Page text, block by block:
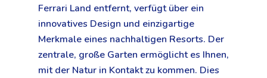
Ferrari Land entfernt, verfügt über ein
innovatives Design und einzigartige
Merkmale eines nachhaltigen Resorts. Der
zentrale, große Garten ermöglicht es Ihnen,
mit der Natur in Kontakt zu kommen. Dies